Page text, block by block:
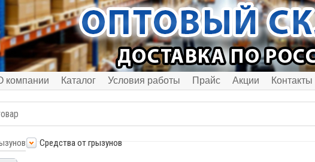
компании Каталог Условия работы Прайс Акции Контакты
Средства от грызунов